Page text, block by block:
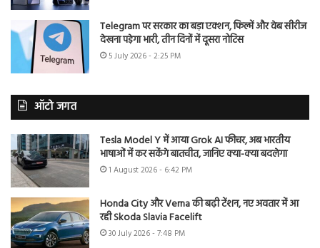
Telegram पर सरकार का बड़ा एक्शन, फिल्में और वेब सीरीज
देखना पड़ेगा भारी, तीन दिनों में दूसरा नोटिस
5 July 2026 - 2:25 PM
ऑटो जगत
Tesla Model Y में आया Grok AI फीचर, अब भारतीय
भाषाओं में कर सकेंगे बातचीत, जानिए क्या-क्या बदलेगा
1 August 2026 - 6:42 PM
Honda City और Verna की बढ़ी टेंशन, नए अवतार में आ
रही Skoda Slavia Facelift
30 July 2026 - 7:48 PM